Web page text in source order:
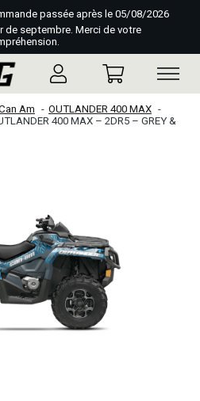
passée après le 05/08/2026
de septembre. Merci de votre
Am
OUTLANDER 400 MAX
400 MAX – 2DR5 – GREY &